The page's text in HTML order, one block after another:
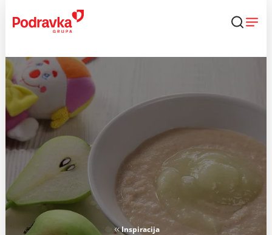
content
Inspiracija